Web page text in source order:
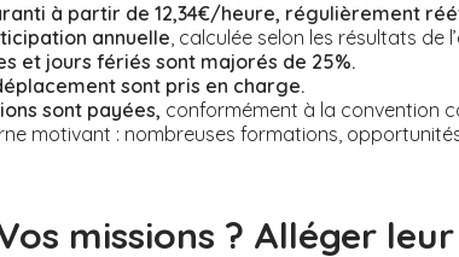
à partir de 12,34€/heure, régulièrement
annuelle, calculée selon les résultats de
et jours fériés sont majorés de 25%.
sont pris en charge.
sont payées, conformément à la convention
motivant : nombreuses formations,
missions ? Alléger